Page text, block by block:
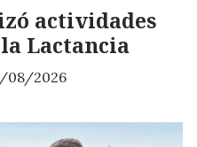
actividades
Lactancia
08/2026